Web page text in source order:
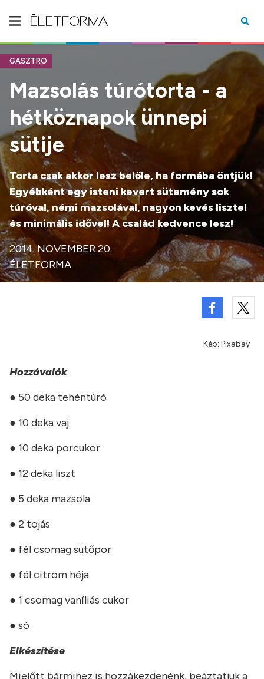
GASZTRO
Mazsolás túrótorta - a
hétköznapok ünnepi
sütije
Torta csak akkor lesz belőle, ha formába öntjük!
Egyébként egy isteni kevert sütemény sok
túróval, némi mazsolával, nagyon kevés lisztel
és minimális idővel! A család kedvence lesz!
2014. NOVEMBER 20.
ÉLETFORMA
Kép: Pixabay
Hozzávalók
● 50 deka tehéntúró
● 10 deka vaj
● 10 deka porcukor
● 12 deka liszt
● 5 deka mazsola
● 2 tojás
● fél csomag sütőpor
● fél citrom héja
● 1 csomag vaníliás cukor
● só
Elkészítése
Mielőtt bármihez is hozzákezdenénk, beáztatjuk a